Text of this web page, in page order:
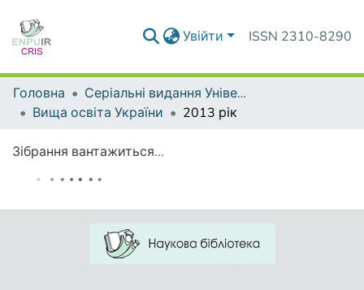
Увійти ISSN 2310-8290
Головна
Серіальні видання Університету
Вища освіта України
2013 рік
Зібрання вантажиться...